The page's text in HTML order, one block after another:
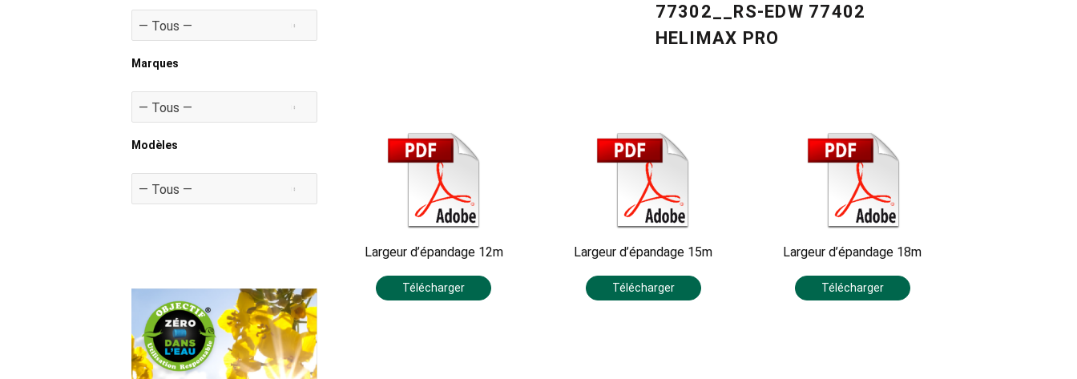
Marques
Modèles
77302__RS-EDW 77402
HELIMAX PRO
Largeur d’épandage 12m
Télécharger
Largeur d’épandage 15m
Télécharger
Largeur d’épandage 18m
Télécharger